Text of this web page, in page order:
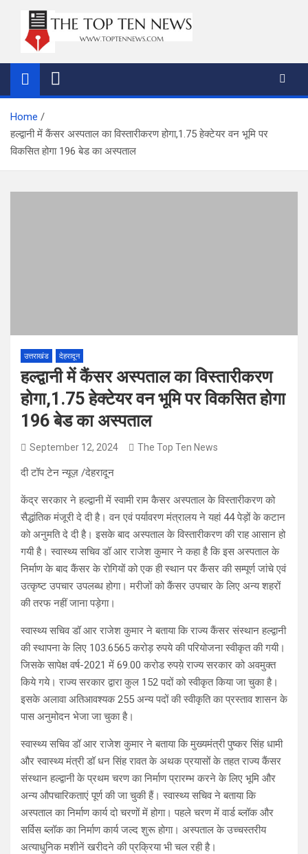
content
thetoptennews.com
Home
हल्द्वानी में कैंसर अस्पताल का विस्तारीकरण होगा,1.75 हेक्टेयर वन भूमि पर
विकसित होगा 196 बेड का अस्पताल
उत्तराखंड देहरादून
हल्द्वानी में कैंसर अस्पताल का विस्तारीकरण
होगा,1.75 हेक्टेयर वन भूमि पर विकसित होगा
196 बेड का अस्पताल
September 12, 2024 The Top Ten News
दी टॉप टेन न्यूज़ /देहरादून
केंद्र सरकार ने हल्द्वानी में स्वामी राम कैसर अस्पताल के विस्तारीकरण को
सैद्धांतिक मंजूरी दे दी है। वन एवं पर्यावरण मंत्रालय ने यहां 44 पेड़ों के कटान
को अनुमति दे दी है। इसके बाद अस्पताल के विस्तारीकरण की राह आसान हो
गयी है। स्वास्थ्य सचिव डॉ आर राजेश कुमार ने कहा है कि इस अस्पताल के
निर्माण के बाद कैंसर के रोगियों को एक ही स्थान पर कैंसर की सम्पूर्ण जांचे एवं
उत्कृष्ट उपचार उपलब्ध होगा। मरीजों को कैंसर उपचार के लिए अन्य शहरों
की तरफ नहीं जाना पड़ेगा।
स्वास्थ्य सचिव डॉ आर राजेश कुमार ने बताया कि राज्य कैंसर संस्थान हल्द्वानी
की स्थापना के लिए 103.6565 करोड़ रुपये की परियोजना स्वीकृत की गयी।
जिसके सापेक्ष वर्ष-2021 में 69.00 करोड रुपये़ राज्य सरकार को अवमुक्त
किये गये। राज्य सरकार द्वारा कुल 152 पदों को स्वीकृत किया जा चुका है।
इसके अलावा अतिआवश्यक 255 अन्य पदों की स्वीकृति का प्रस्ताव शासन के
पास अनुमोदन भेजा जा चुका है।
स्वास्थ्य सचिव डॉ आर राजेश कुमार ने बताया कि मुख्यमंत्री पुष्कर सिंह धामी
और स्वास्थ्य मंत्री डॉ धन सिंह रावत के अथक प्रयासों के तहत राज्य कैंसर
संस्थान हल्द्वानी के प्रथम चरण का निर्माण प्रारम्भ करने के लिए भूमि और
अन्य औपचारिकताएं पूर्ण की जा चुकी हैं। स्वास्थ्य सचिव ने बताया कि
अस्पताल का निर्माण कार्य दो चरणों में होगा। पहले चरण में वार्ड ब्लॉक और
सर्विस ब्लॉक का निर्माण कार्य जल्द शुरू होगा। अस्पताल के उच्चस्तरीय
अत्याधुनिक मशीनें खरीदने की प्रक्रिया भी चल रही है।